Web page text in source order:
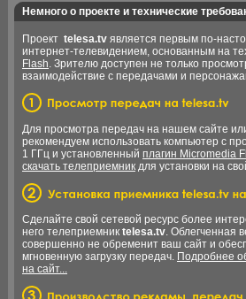
Немного о проекте и технические
Проект telesa.tv является первым по-
интернет-телевидением, основанным на
Flash. Зрителю доступен не только
взаимодействие с передачами и
Для просмотра передач на нашем сайте
рекомендуем использовать компьютер с
1 ГГц и установленный плагин Micromedia
скачать телеприемник для установки на
Сделайте свой сетевой ресурс более
него телеприемник telesa.tv. Облегченная
совершенно не обременит ваш сайт и
мгновенную загрузку передач. Подробнее
на сайт...